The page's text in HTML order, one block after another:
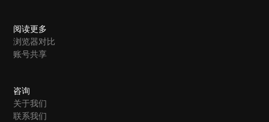
阅读更多
浏览器对比
账号共享
咨询
关于我们
联系我们